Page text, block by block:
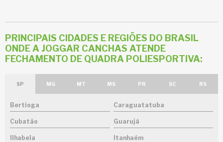
PRINCIPAIS CIDADES E REGIÕES DO BRASIL
ONDE A JOGGAR CANCHAS ATENDE
FECHAMENTO DE QUADRA POLIESPORTIVA:
SP MG MT MS PR SC RS
Bertioga Caraguatatuba
Cubatão Guarujá
Ilhabela Itanhaém